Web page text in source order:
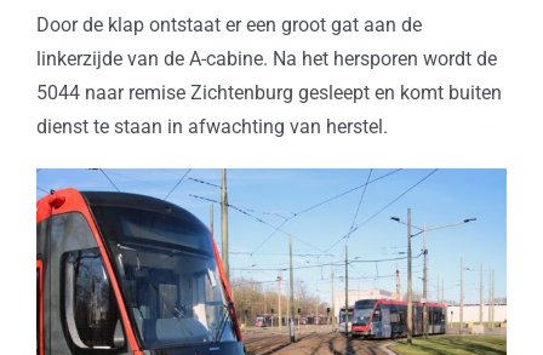
Door de klap ontstaat er een groot gat aan de
linkerzijde van de A-cabine. Na het hersporen wordt de
5044 naar remise Zichtenburg gesleept en komt buiten
dienst te staan in afwachting van herstel.